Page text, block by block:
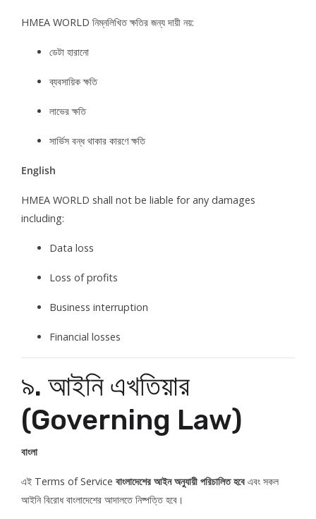
HMEA WORLD নিম্নলিখিত ক্ষতির জন্য দায়ী নয়:
ডেটা হারানো
ব্যবসায়িক ক্ষতি
লাভের ক্ষতি
সার্ভিস বন্ধ থাকার কারণে ক্ষতি
English
HMEA WORLD shall not be liable for any damages
including:
Data loss
Loss of profits
Business interruption
Financial losses
৯. আইনি এখতিয়ার
(Governing Law)
বাংলা
এই Terms of Service বাংলাদেশের আইন অনুযায়ী পরিচালিত হবেএবং সকল
আইনি বিরোধ বাংলাদেশের আদালতে নিষ্পত্তি হবে।